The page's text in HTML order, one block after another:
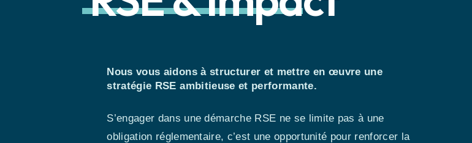
Nous vous aidons à structurer et mettre en œuvre une
stratégie RSE ambitieuse et performante.
S’engager dans une démarche RSE ne se limite pas à une
obligation réglementaire, c’est une opportunité pour renforcer la